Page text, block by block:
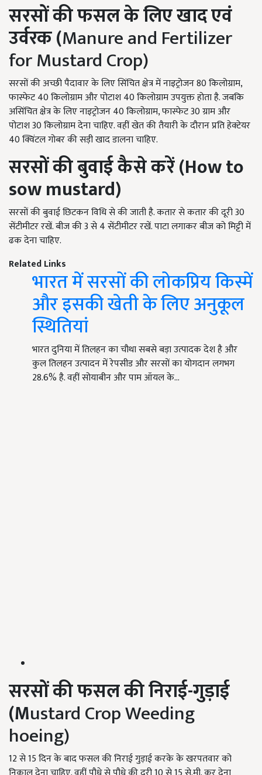
सरसों की फसल के लिए खादएवं
उर्वरक (Manure and Fertilizer
for Mustard Crop)
सरसों की अच्छी पैदावार के लिए सिंचित क्षेत्र में नाइट्रोजन 80 किलोग्राम,
फास्फेट 40 किलोग्राम और पोटाश 40 किलोग्राम उपयुक्त होता है. जबकि
असिंचित क्षेत्र के लिए नाइट्रोजन 40 किलोग्राम, फास्फेट 30 ग्राम और
पोटाश 30 किलोग्राम देना चाहिए. वहीं खेत की तैयारी के दौरान प्रति हेक्टेयर
40 क्विंटल गोबर की सड़ी खाद डालना चाहिए.
सरसों की बुवाईकैसेकरें (How to
sow mustard)
सरसों की बुवाई छिटकन विधि से की जाती है. कतार से कतार की दूरी 30
सेंटीमीटर रखें. बीज की 3 से 4 सेंटीमीटर रखें. पाटा लगाकर बीज को मिट्टी में
ढक देना चाहिए.
Related Links
भारत में सरसों की लोकप्रिय किस्में
और इसकी खेती के लिए अनुकूल
स्थितियां
भारत दुनिया में तिलहन का चौथा सबसे बड़ा उत्पादक देश है और
कुल तिलहन उत्पादन में रेपसीड और सरसों का योगदान लगभग
28.6% है. वहीं सोयाबीन और पाम ऑयल के…
सरसों की फसल की निराई-गुड़ाई
(Mustard Crop Weeding
hoeing)
12 से 15 दिन के बाद फसल की निराई गुड़ाई करके के खरपतवार को